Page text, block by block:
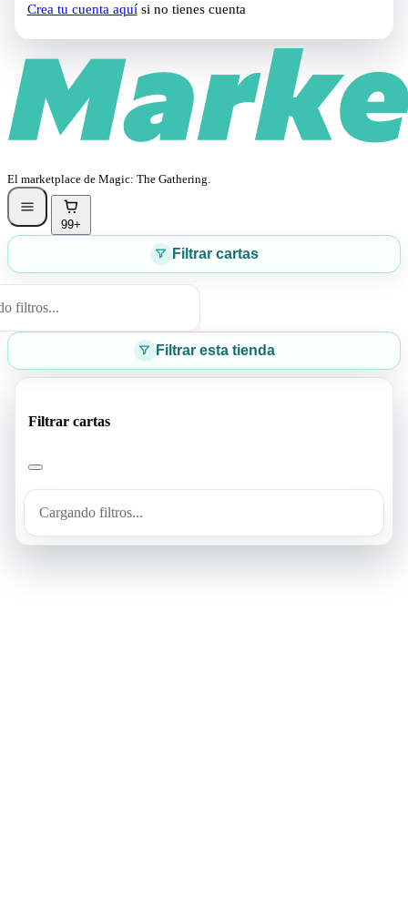
Crea tu cuenta aquísi no tienes cuenta
El marketplace de Magic: The Gathering.
99+
Filtrar cartas
filtros...
Filtrar esta tienda
Filtrar cartas
Cargando filtros...